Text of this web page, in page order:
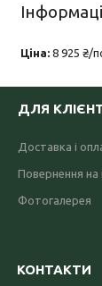
Ціна: 8 925 ₴/
ДЛЯ
Доставка і
Повернення на
Фотогалерея